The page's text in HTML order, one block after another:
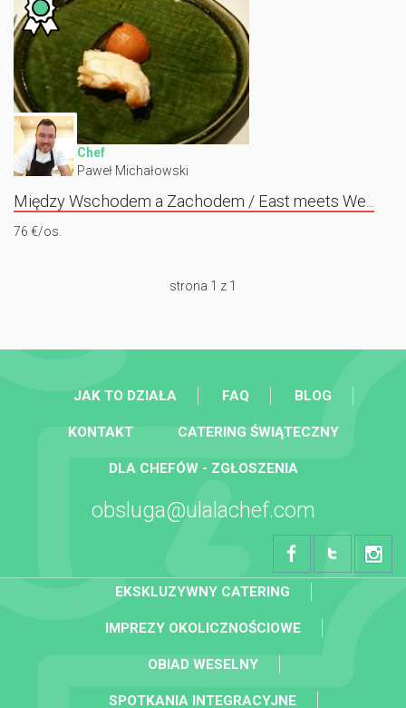
Chef
Paweł Michałowski
76 €/os.
strona 1 z 1
JAK TO DZIAŁA FAQ BLOG
KONTAKT CATERING ŚWIĄTECZNY
DLA CHEFÓW - ZGŁOSZENIA
obsluga@ulalachef.com
EKSKLUZYWNY CATERING
IMPREZY OKOLICZNOŚCIOWE
OBIAD WESELNY
SPOTKANIA INTEGRACYJNE